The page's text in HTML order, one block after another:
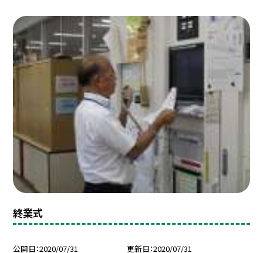
終業式
公開日 2020/07/31 更新日 2020/07/31